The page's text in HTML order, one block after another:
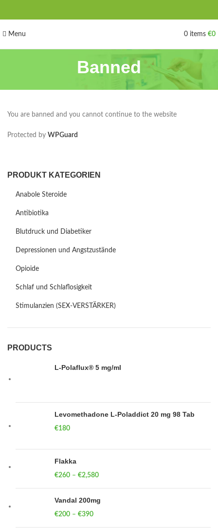
Menu 0 items €0
Banned
You are banned and you cannot continue to the website
Protected by WPGuard
PRODUKT KATEGORIEN
Anabole Steroide
Antibiotika
Blutdruck und Diabetiker
Depressionen und Angstzustände
Opioide
Schlaf und Schlaflosigkeit
Stimulanzien (SEX-VERSTÄRKER)
PRODUCTS
L-Polaflux® 5 mg/ml
Levomethadone L-Poladdict 20 mg 98 Tab
€180
Flakka
€260 – €2,580
Vandal 200mg
€200 – €390